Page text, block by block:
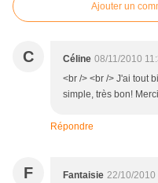
Ajouter un
C Céline 08/11/2010
<br /> <br /> J'ai tout
simple, très bon!
Répondre
F Fantaisie 22/10/2010